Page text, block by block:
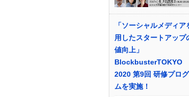
「ソーシャルメディア
用したスタートアップ
値向上」
BlockbusterTOKYO
2020 第9回 研修プロ
ムを実施！